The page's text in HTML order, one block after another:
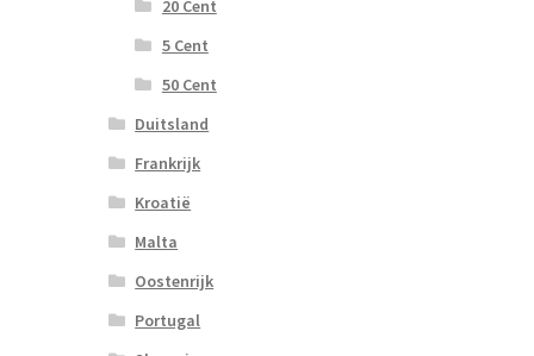
20 Cent
5 Cent
50 Cent
Duitsland
Frankrijk
Kroatië
Malta
Oostenrijk
Portugal